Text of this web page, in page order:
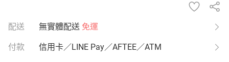
配送 無實體配送 免運
付款 信用卡／LINE Pay／AFTEE／ATM